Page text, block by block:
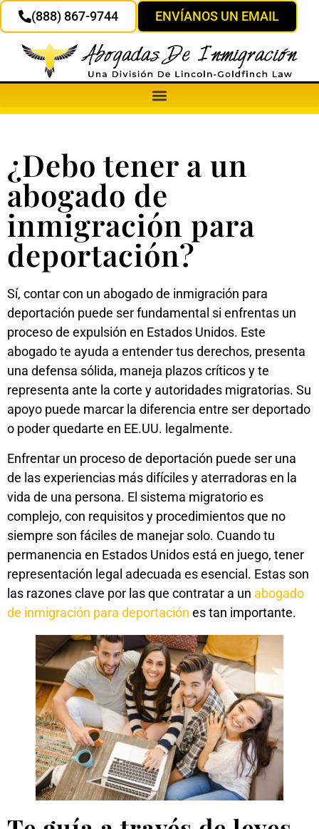
(888) 867-9744 ENVÍANOS UN EMAIL
¿Debo tener a un
abogado de
inmigración para
deportación?
Sí, contar con un abogado de inmigración para
deportación puede ser fundamental si enfrentas un
proceso de expulsión en Estados Unidos. Este
abogado te ayuda a entender tus derechos, presenta
una defensa sólida, maneja plazos críticos y te
representa ante la corte y autoridades migratorias. Su
apoyo puede marcar la diferencia entre ser deportado
o poder quedarte en EE.UU. legalmente.
Enfrentar un proceso de deportación puede ser una
de las experiencias más difíciles y aterradoras en la
vida de una persona. El sistema migratorio es
complejo, con requisitos y procedimientos que no
siempre son fáciles de manejar solo. Cuando tu
permanencia en Estados Unidos está en juego, tener
representación legal adecuada es esencial. Estas son
las razones clave por las que contratar a un abogado
de inmigración para deportación es tan importante.